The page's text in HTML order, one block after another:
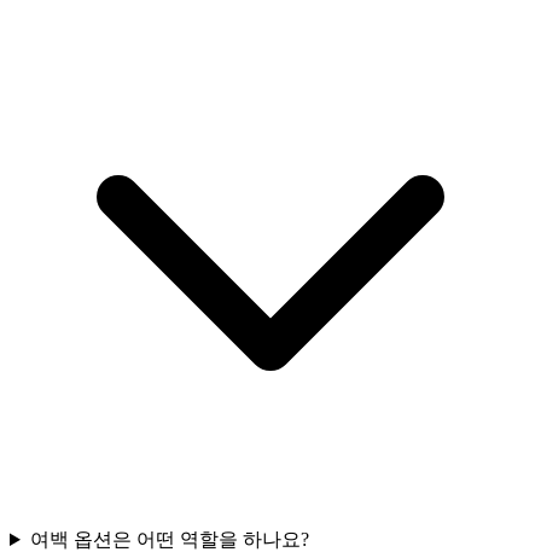
여백 옵션은 어떤 역할을 하나요?